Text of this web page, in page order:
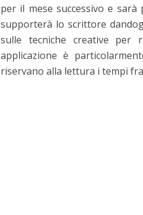
per il mese successivo e sarà
supporterà lo scrittore
sulle tecniche creative per
applicazione è
riservano alla lettura i tempi